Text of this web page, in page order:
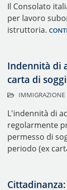
Il Consolato
per lavoro
istruttoria.
Indennità di
carta di
IMMIGRAZIONE
L'indennità di
regolarmente
permesso di
periodo (ex